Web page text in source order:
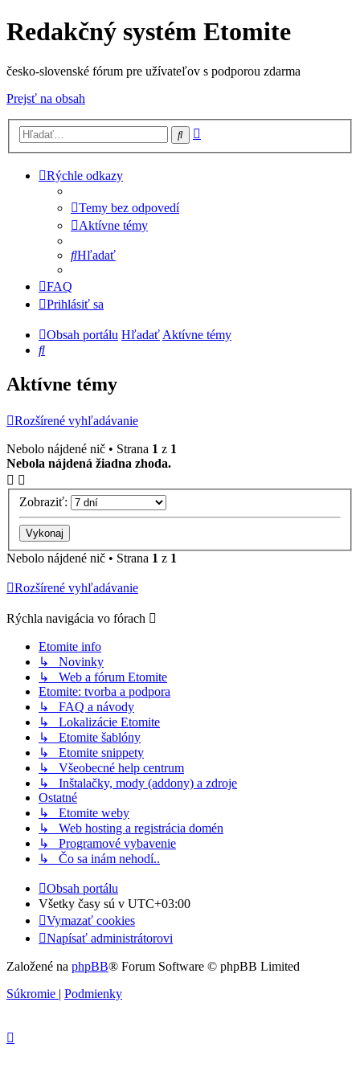
Redakčný systém Etomite
česko-slovenské fórum pre užívateľov s podporou zdarma
Prejsť na obsah
Hľadať
Rýchle odkazy
Temy bez odpovedí
Aktívne témy
Hľadať
FAQ
Prihlásiť sa
Obsah portálu HľadaťAktívne témy
Hľadať
Aktívne témy
Rozšírené vyhľadávanie
Nebolo nájdené nič • Strana 1 z 1
Nebola nájdená žiadna zhoda.
Zobraziť:
Nebolo nájdené nič • Strana 1 z 1
Rozšírené vyhľadávanie
Rýchla navigácia vo fórach
Etomite info
↳ Novinky
↳ Web a fórum Etomite
Etomite: tvorba a podpora
↳ FAQ a návody
↳ Lokalizácie Etomite
↳ Etomite šablóny
↳ Etomite snippety
↳ Všeobecné help centrum
↳ Inštalačky, mody (addony) a zdroje
Ostatné
↳ Etomite weby
↳ Web hosting a registrácia domén
↳ Programové vybavenie
↳ Čo sa inám nehodí..
Obsah portálu
Všetky časy sú v UTC+03:00
Vymazať cookies
Napísať administrátorovi
Založené na phpBB® Forum Software © phpBB Limited
Súkromie | Podmienky